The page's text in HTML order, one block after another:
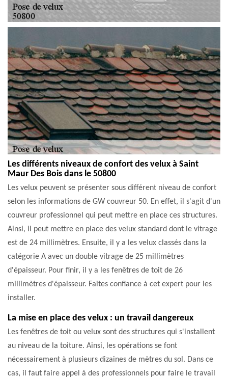
Les différents niveaux de confort des velux à Saint
Maur Des Bois dans le 50800
Les velux peuvent se présenter sous différent niveau de confort
selon les informations de GW couvreur 50. En effet, il s'agit d'un
couvreur professionnel qui peut mettre en place ces structures.
Ainsi, il peut mettre en place des velux standard dont le vitrage
est de 24 millimètres. Ensuite, il y a les velux classés dans la
catégorie A avec un double vitrage de 25 millimètres
d'épaisseur. Pour finir, il y a les fenêtres de toit de 26
millimètres d'épaisseur. Faites confiance à cet expert pour les
installer.
La mise en place des velux : un travail dangereux
Les fenêtres de toit ou velux sont des structures qui s'installent
au niveau de la toiture. Ainsi, les opérations se font
nécessairement à plusieurs dizaines de mètres du sol. Dans ce
cas, il faut faire appel à des professionnels pour faire le travail